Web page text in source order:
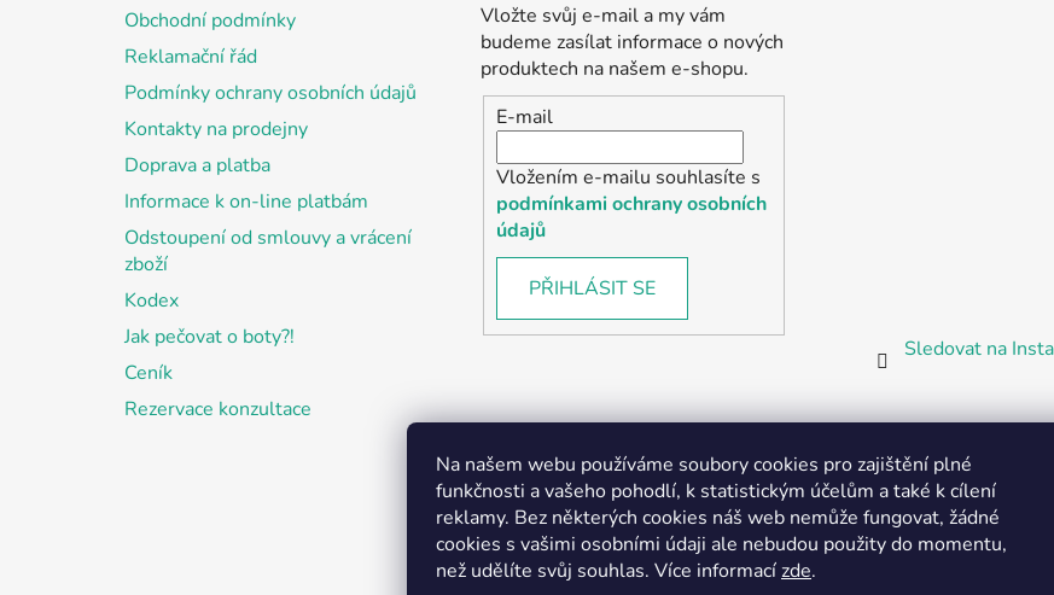
Na našem webu používáme soubory cookies pro zajištění plné
funkčnosti a vašeho pohodlí, k statistickým účelům a také k cílení
reklamy. Bez některých cookies náš web nemůže fungovat, žádné
cookies s vašimi osobními údaji ale nebudou použity do momentu,
než udělíte svůj souhlas. Více informacízde.
Obchodní podmínky
Reklamační řád
Podmínky ochrany osobních údajů
Kontakty na prodejny
Doprava a platba
Informace k on-line platbám
Odstoupení od smlouvy a vrácení
zboží
Kodex
Jak pečovat o boty?!
Ceník
Rezervace konzultace
Vložte svůj e-mail a my vám
budeme zasílat informace o nových
produktech na našem e-shopu.
E-mail
Vložením e-mailu souhlasíte s
podmínkami ochrany osobních
údajů
PŘIHLÁSIT SE
Sledovat na
Partnerská prodejna Barefoot Plzeň